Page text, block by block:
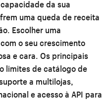
da sua
uma queda de receita
Escolher uma
o seu crescimento
e cara. Os principais
limites de catálogo de
a multilojas,
e acesso à API para